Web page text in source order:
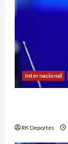
Internacional
RK Deportes